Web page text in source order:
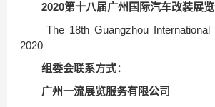
2020第十八届广州国际汽车改装展
The 18th Guangzhou International
2020
组委会联系方式：
广州一流展览服务有限公司